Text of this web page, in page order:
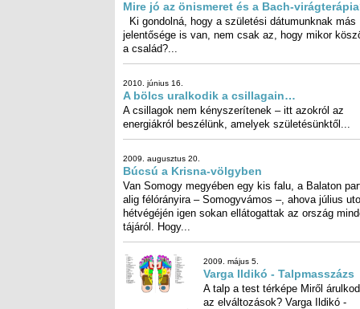
Mire jó az önismeret és a Bach-
Ki gondolná, hogy a születési dátumunknak más
jelentősége is van, nem csak az, hogy mikor köszönt fel
a család?...
2010. június 16.
A bölcs uralkodik a csillagain…
A csillagok nem kényszerítenek – itt azokról az
energiákról beszélünk, amelyek születésünktől...
2009. augusztus 20.
Búcsú a Krisna-völgyben
Van Somogy megyében egy kis falu, a Balaton
alig félórányira – Somogyvámos –, ahova július
hétvégéjén igen sokan ellátogattak az ország
tájáról. Hogy...
2009. május 5.
Varga Ildikó - Talpmasszázs
A talp a test térképe Miről
az elváltozások? Varga